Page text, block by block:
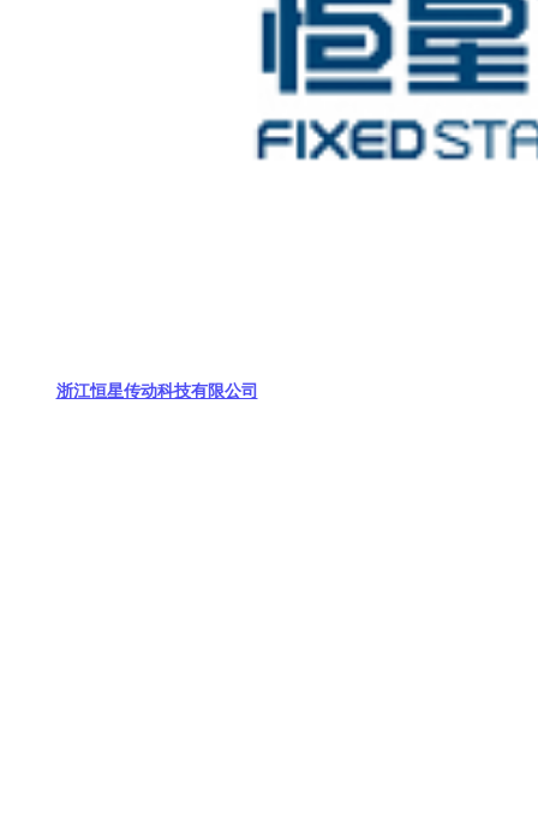
浙江恒星传动科技有限公司